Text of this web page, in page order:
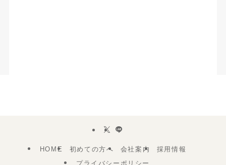
HOME 初めての方へ 会社案内
採用情報
プライバシーポリシー